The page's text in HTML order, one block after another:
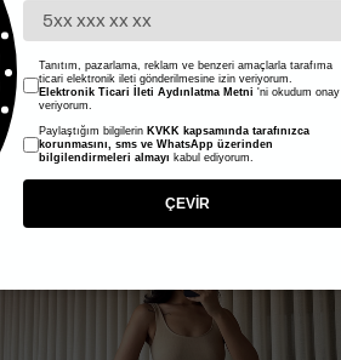
Fitilli Biker Tayt Pembe - Pembe
200,00 TL
400,00 TL
%50
Tanıtım, pazarlama, reklam ve benzeri amaçlarla tarafıma
ticari elektronik ileti gönderilmesine izin veriyorum.
Elektronik Ticari İleti Aydınlatma Metni 'ni okudum onay
veriyorum.
Paylaştığım bilgilerin KVKK kapsamında tarafınızca
korunmasını, sms ve WhatsApp üzerinden
bilgilendirmeleri almayı kabul ediyorum.
ÇEVİR